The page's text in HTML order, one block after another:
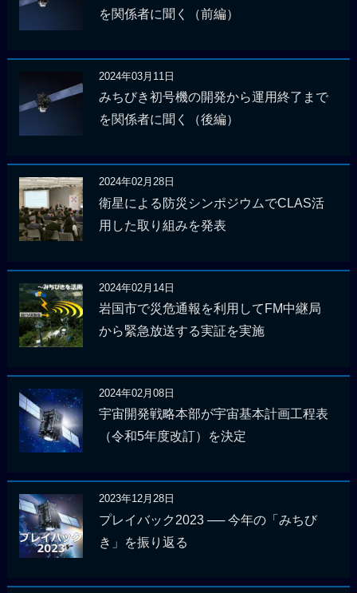
を関係者に聞く（前編）
2024年03月11日
みちびき初号機の開発から運用終了まで
を関係者に聞く（後編）
2024年02月28日
衛星による防災シンポジウムでCLAS活
用した取り組みを発表
2024年02月14日
岩国市で災危通報を利用してFM中継局
から緊急放送する実証を実施
2024年02月08日
宇宙開発戦略本部が宇宙基本計画工程表
（令和5年度改訂）を決定
2023年12月28日
プレイバック2023 ── 今年の「みちび
き」を振り返る